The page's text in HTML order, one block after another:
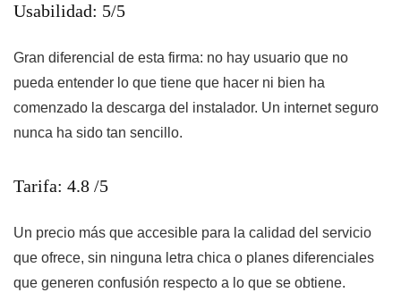
Usabilidad: 5/5
Gran diferencial de esta firma: no hay usuario que no
pueda entender lo que tiene que hacer ni bien ha
comenzado la descarga del instalador. Un internet seguro
nunca ha sido tan sencillo.
Tarifa: 4.8 /5
Un precio más que accesible para la calidad del servicio
que ofrece, sin ninguna letra chica o planes diferenciales
que generen confusión respecto a lo que se obtiene.